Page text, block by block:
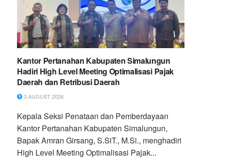
Kantor Pertanahan Kabupaten Simalungun
Hadiri High Level Meeting Optimalisasi Pajak
Daerah dan Retribusi Daerah
3 AUGUST 2026
Kepala Seksi Penataan dan Pemberdayaan
Kantor Pertanahan Kabupaten Simalungun,
Bapak Amran Girsang, S.SiT., M.Si., menghadiri
High Level Meeting Optimalisasi Pajak...